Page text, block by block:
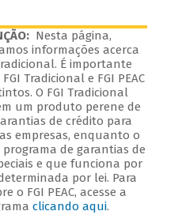
Nesta página,
informações acerca
É importante
Tradicional e FGI PEAC
O FGI Tradicional
um produto perene de
de crédito para
empresas, enquanto o
programa de garantias de
e que funciona por
por lei. Para
o FGI PEAC, acesse a
clicando aqui.